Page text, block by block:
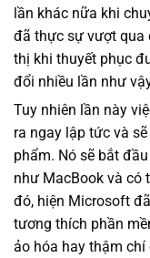
lần khác nữa khi
đã thực sự vượt qua
thị khi thuyết phục
đổi nhiều lần như
Tuy nhiên lần này
ra ngay lập tức và
phẩm. Nó sẽ bắt
như MacBook và có
đó, hiện Microsoft
tương thích phần
ảo hóa hay thậm chí